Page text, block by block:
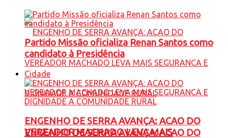
ENGENHO DE SERRA AVANÇA: ACAO DO
Partido Missão oficializa Renan Santos como
candidato à Presidência
Cidade
ENGENHO DE SERRA AVANÇA: ACAO DO
VEREADOR MACHADO LEVA MAIS